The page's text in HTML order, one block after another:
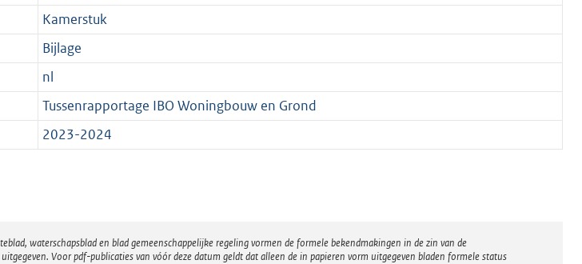
Kamerstuk
Bijlage
nl
Tussenrapportage IBO Woningbouw en Grond
2023-2024
waterschapsblad en blad gemeenschappelijke regeling vormen de formele bekendmakingen in de zin van de
Voor pdf-publicaties van vóór deze datum geldt dat alleen de in papieren vorm uitgegeven bladen formele status